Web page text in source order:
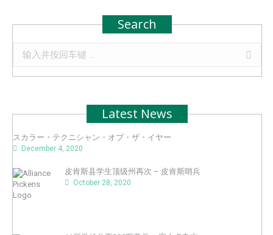
Search
Search:
Latest News
スカラー・テクニシャン・オブ・ザ・イヤー
December 4, 2020
皮肯斯县学生顶级州再次 – 皮肯斯哨兵
October 28, 2020